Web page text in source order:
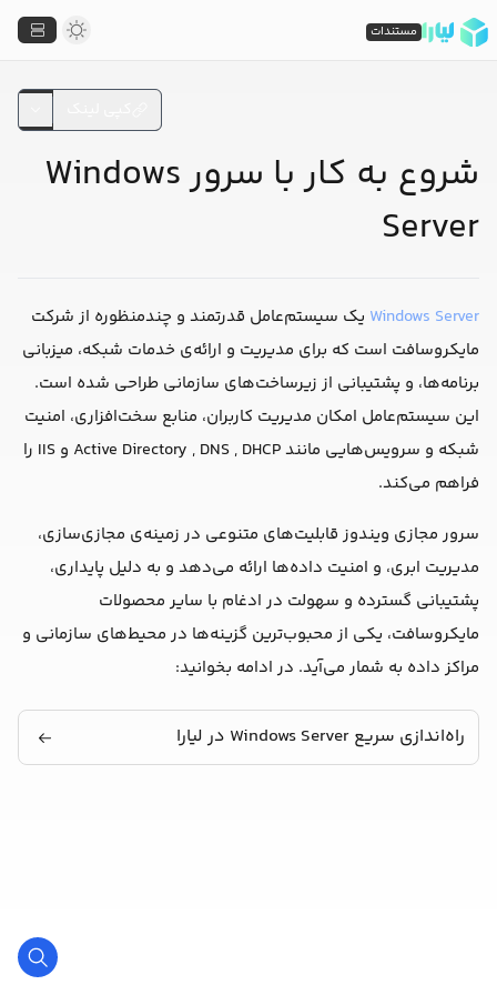
شروع به کار با سرور Windows
Server
Windows Server یک سیستم‌عامل قدرتمند و چندمنظوره از شرکت
مایکروسافت است که برای مدیریت و ارائه‌ی خدمات شبکه، میزبانی
برنامه‌ها، و پشتیبانی از زیرساخت‌های سازمانی طراحی شده است.
این سیستم‌عامل امکان مدیریت کاربران، منابع سخت‌افزاری، امنیت
شبکه و سرویس‌هایی مانند Active Directory , DNS , DHCP و IIS را
فراهم می‌کند.
سرور مجازی ویندوز قابلیت‌های متنوعی در زمینه‌ی مجازی‌سازی،
مدیریت ابری، و امنیت داده‌ها ارائه می‌دهد و به دلیل پایداری،
پشتیبانی گسترده و سهولت در ادغام با سایر محصولات
مایکروسافت، یکی از محبوب‌ترین گزینه‌ها در محیط‌های سازمانی و
مراکز داده به شمار می‌آید. در ادامه بخوانید:
راه‌اندازی سریع Windows Server در لیارا
مستندات